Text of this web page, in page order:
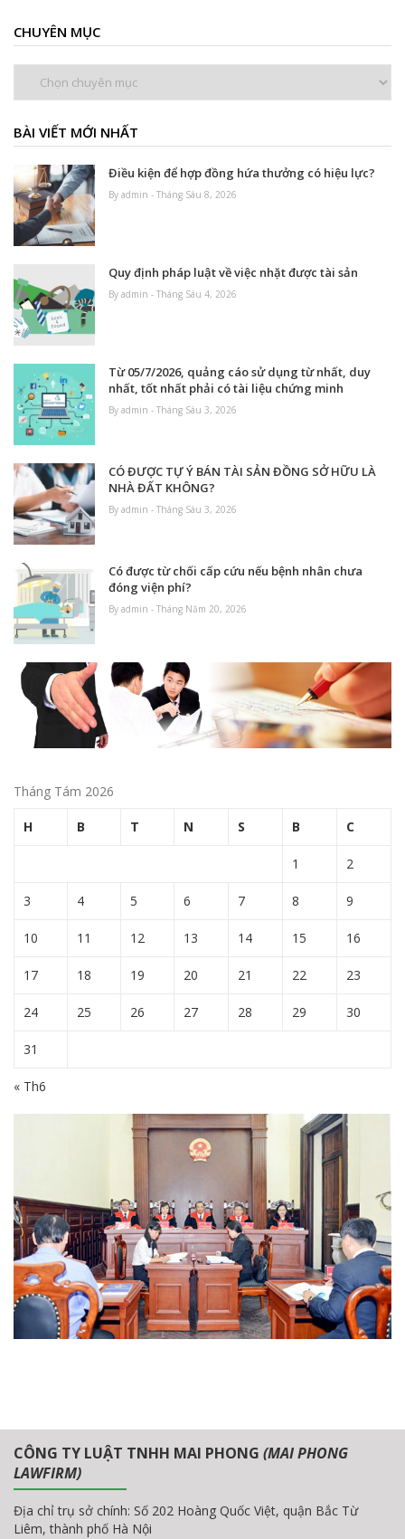
CHUYÊN MỤC
BÀI VIẾT MỚI NHẤT
Điều kiện để hợp đồng hứa thưởng có hiệu lực?
By admin - Tháng Sáu 8, 2026
Quy định pháp luật về việc nhặt được tài sản
By admin - Tháng Sáu 4, 2026
Từ 05/7/2026, quảng cáo sử dụng từ nhất, duy
nhất, tốt nhất phải có tài liệu chứng minh
By admin - Tháng Sáu 3, 2026
CÓ ĐƯỢC TỰ Ý BÁN TÀI SẢN ĐỒNG SỞ HỮU LÀ
NHÀ ĐẤT KHÔNG?
By admin - Tháng Sáu 3, 2026
Có được từ chối cấp cứu nếu bệnh nhân chưa
đóng viện phí?
By admin - Tháng Năm 20, 2026
Tháng Tám 2026
H B T N S B C
1 2
3 4 5 6 7 8 9
10 11 12 13 14 15 16
17 18 19 20 21 22 23
24 25 26 27 28 29 30
31
« Th6
CÔNG TY LUẬT TNHH MAI PHONG (MAI PHONG
LAWFIRM)
Địa chỉ trụ sở chính: Số 202 Hoàng Quốc Việt, quận Bắc Từ
Liêm, thành phố Hà Nội